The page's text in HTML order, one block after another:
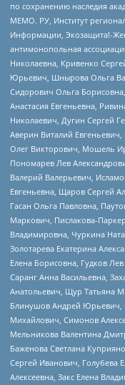
по сохранению наследия
МЕМО. РУ, Институт
Информации, Экозащита!-
антимонопольная
Николаевна, Кривенко
Юрьевич, Шнырова Ольга
Сидорович Ольга
Анастасия Евгеньевна,
Николаевич, Дугин Сергей
Аверин Виталий
Олег Викторович, Мошель
Пономарев Лев
Валерий Валерьевич,
Евгеньевна, Щаров Сергей
Гасан Ольга Павловна,
Маркович, Пислакова-
Владимировна, Чуркина
Золотарева Екатерина
Елена Борисовна, Гудков
Саранг Анна Васильевна,
Анатольевич, Щур Татьяна
Блинушов Андрей Юрьевич,
Михайлович, Симонов
Мельникова Валентина
Баженова Светлана
Сергей Иванович, Голубева
Алексеевна, Закс Елена